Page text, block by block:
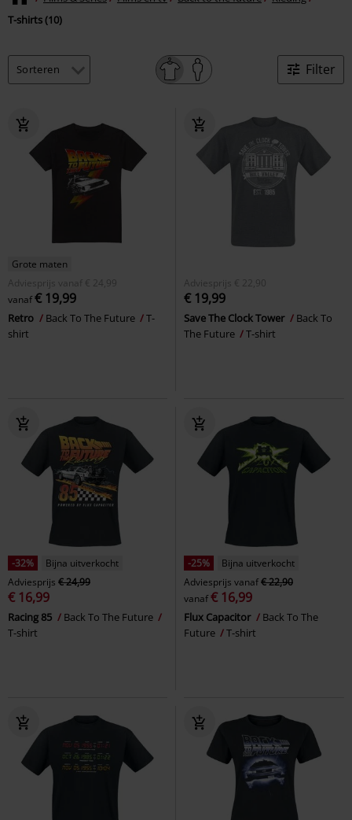
T-shirts (10)
Filter
Grote maten
Adviesprijs
vanaf € 24,99
vanaf€ 19,99
Retro Back To The Future
T-
shirt
Adviesprijs € 22,90
€ 19,99
Save The Clock Tower
Back To
The Future
T-shirt
-32%
Bijna uitverkocht
Adviesprijs € 24,99
€ 16,99
Racing 85
Back To The Future
T-shirt
-25%
Bijna uitverkocht
Adviesprijs vanaf€ 22,90
vanaf€ 16,99
Flux Capacitor
Back To The
Future
T-shirt